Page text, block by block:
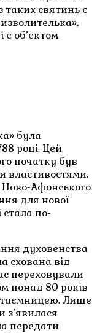
святинь є
є об’єктом
була
році. Цей
початку був
властивостями.
Афонського
для нової
стала по-
духовенства
схована від
переховували
понад 80 років
таємницею. Лише
з’явилася
передати